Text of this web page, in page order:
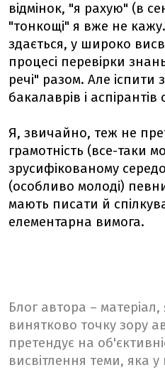
відмінок, "я рахую" (в
"тонкощі" я вже не
здається, у широко
процесі перевірки
речі" разом. Але іспити
бакалаврів і аспірантів
Я, звичайно, теж не
грамотність (все-таки
зрусифікованому
(особливо молоді)
мають писати й
елементарна вимога.
Блог автора –
винятково точку зору
претендує на
висвітлення теми, яка у